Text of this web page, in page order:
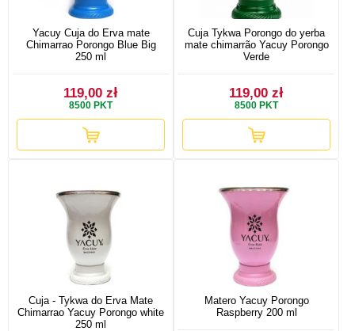
Yacuy Cuja do Erva mate
Chimarrao Porongo Blue Big
250 ml
119,00 zł
8500 PKT
Cuja Tykwa Porongo do yerba
mate chimarrão Yacuy Porongo
Verde
119,00 zł
8500 PKT
Cuja - Tykwa do Erva Mate
Chimarrao Yacuy Porongo white
250 ml
Matero Yacuy Porongo
Raspberry 200 ml